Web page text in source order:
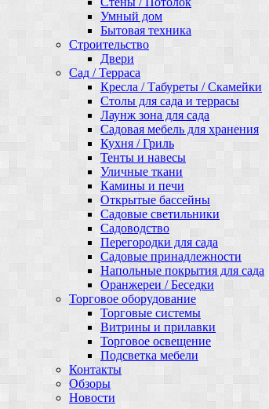
Умный дом
Бытовая техника
Строительство
Двери
Сад / Терраса
Кресла / Табуреты / Скамейки
Столы для сада и террасы
Лаунж зона для сада
Садовая мебель для хранения
Кухня / Гриль
Тенты и навесы
Уличные ткани
Камины и печи
Открытые бассейны
Садовые светильники
Садоводство
Перегородки для сада
Садовые принадлежности
Напольные покрытия для сада
Оранжереи / Беседки
Торговое оборудование
Торговые системы
Витрины и прилавки
Торговое освещение
Подсветка мебели
Контакты
Обзоры
Новости